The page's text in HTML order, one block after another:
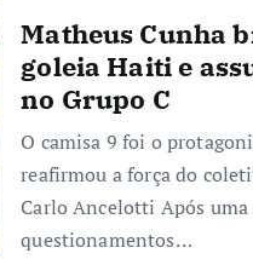
Matheus Cunha
goleia Haiti e
no Grupo C
O camisa 9 foi o
reafirmou a força do
Carlo Ancelotti Após uma
questionamentos…